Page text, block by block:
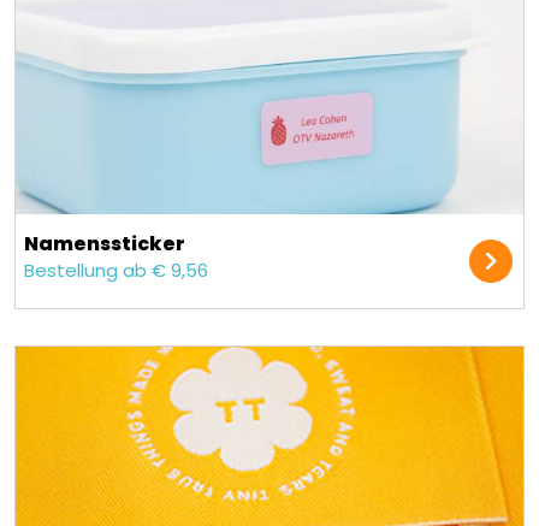
Namens­sticker
Bestellung ab € 9,56